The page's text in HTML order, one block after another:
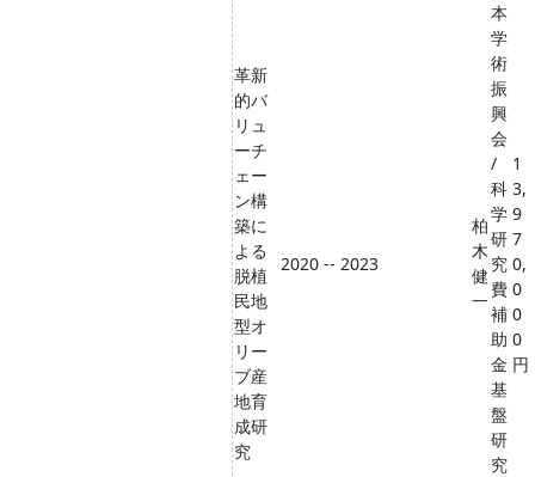
革新
的バ
リュ
ーチ
ェー
ン構
築に
よる
脱植
民地
型オ
リー
ブ産
地育
成研
究
2020 -- 2023
柏
木
健
一
本
学
術
振
興
会
/
科
学
研
究
費
補
助
金
基
盤
研
究
1
3,
9
7
0,
0
0
0
円